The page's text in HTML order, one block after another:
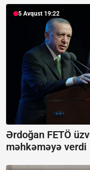
5 Avqust 19:22
Ərdoğan FETÖ
məhkəməyə verdi